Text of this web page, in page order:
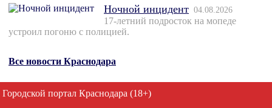
Ночной инцидент 04.08.2026
17-летний подросток на мопеде
устроил погоню с полицией.
Все новости Краснодара
Городской портал Краснодара (18+)